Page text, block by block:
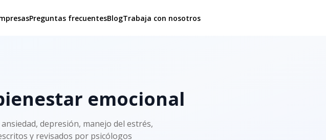
Preguntas frecuentesBlogTrabaja con nosotros
emocional
depresión, manejo del estrés,
y revisados por psicólogos